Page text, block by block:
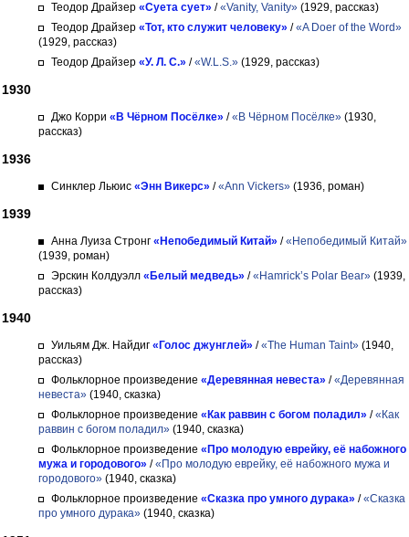
Теодор Драйзер «Суета сует» /«Vanity, Vanity» (1929, рассказ)
Теодор Драйзер «Тот, кто служит человеку» /«A Doer of the Word»
(1929, рассказ)
Теодор Драйзер «У. Л. С.» /«W.L.S.» (1929, рассказ)
1930
Джо Корри «В Чёрном Посёлке» /«В Чёрном Посёлке» (1930,
рассказ)
1936
Синклер Льюис «Энн Викерс» /«Ann Vickers» (1936, роман)
1939
Анна Луиза Стронг «Непобедимый Китай» /«Непобедимый Китай»
(1939, роман)
Эрскин Колдуэлл «Белый медведь» /«Hamrick’s Polar Bear» (1939,
рассказ)
1940
Уильям Дж. Найдиг «Голос джунглей» /«The Human Taint» (1940,
рассказ)
Фольклорное произведение «Деревянная невеста» /«Деревянная
невеста» (1940, сказка)
Фольклорное произведение «Как раввин с богом поладил» /«Как
раввин с богом поладил» (1940, сказка)
Фольклорное произведение «Про молодую еврейку, её набожного
мужа и городового» /«Про молодую еврейку, её набожного мужа и
городового» (1940, сказка)
Фольклорное произведение «Сказка про умного дурака» /«Сказка
про умного дурака» (1940, сказка)